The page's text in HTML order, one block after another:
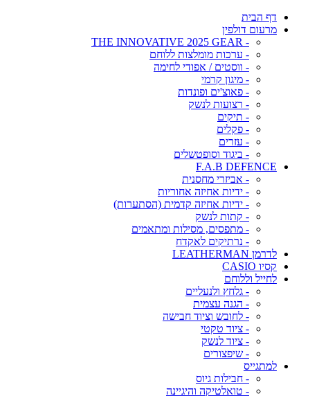
דף הבית
מרעום דולפין
- THE INNOVATIVE 2025 GEAR
- ערכות מומלצות ללוחם
- ווסטים / אפודי לחימה
- מיגון קרמי
- פאוצ'ים ופונדות
- רצועות לנשק
- תיקים
- פקלים
- עזרים
- ביגוד וסופטשלים
F.A.B DEFENCE
- אביזרי מחסנית
- ידיות אחיזה אחוריות
- ידיות אחיזה קדמית (הסתערות)
- קתות לנשק
- מתפסים, מסילות ומתאמים
- נרתיקים לאקדח
לדרמן LEATHERMAN
קסיו CASIO
לחייל וללוחם
- גלחץ ולנעליים
- הגנה עצמית
- לחובש וציוד חבישה
- ציוד טקטי
- ציוד לנשק
- שיפצורים
למתגייס
- חבילות גיוס
- טואלטיקה והיגיינה